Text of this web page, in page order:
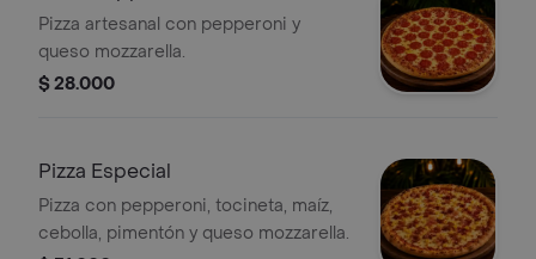
Pizza artesanal con pepperoni y
queso mozzarella.
$ 28.000
Pizza Especial
Pizza con pepperoni, tocineta, maíz,
cebolla, pimentón y queso mozzarella.